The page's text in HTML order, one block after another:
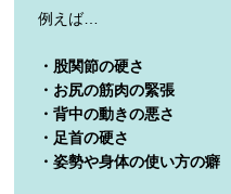
例えば…
・股関節の硬さ
・お尻の筋肉の緊張
・背中の動きの悪さ
・足首の硬さ
・姿勢や身体の使い方の癖